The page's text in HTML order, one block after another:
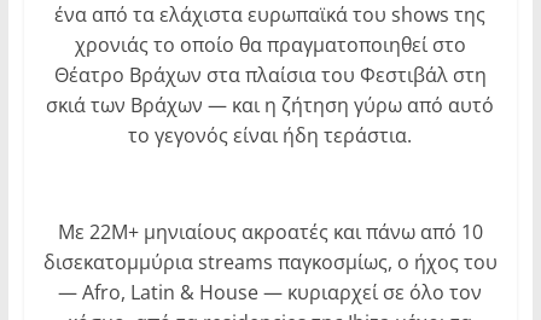
ένα από τα ελάχιστα ευρωπαϊκά του shows της
χρονιάς το οποίο θα πραγματοποιηθεί στο
Θέατρο Βράχων στα πλαίσια του Φεστιβάλ στη
σκιά των Βράχων — και η ζήτηση γύρω από αυτό
το γεγονός είναι ήδη τεράστια.
Με 22M+ μηνιαίους ακροατές και πάνω από 10
δισεκατομμύρια streams παγκοσμίως, ο ήχος του
— Afro, Latin & House — κυριαρχεί σε όλο τον